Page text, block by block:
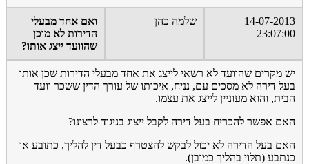
14-07-2013
23:07:00
שלמה כהן
ואם אחד מבעלי
הדירות לא מוכן
שהוועד ייצג אותו?
יש מקרים שהוועד לא רשאי לייצג את אחד מבעלי הדירות שכן אותו
בעל דירה לא מסכים עם, נניח, איכותו של עורך הדין ששכר וועד
הבית, והוא מעוניין לייצג את עצמו.
האם אפשר להכריח בעל דירה לקבל ייצוג בניגוד לרצונו?
האם בעל הדירה לא יכול לבקש להצטרף כבעל דין להליך, כתובע או
כנתבע (תלוי בהליך כמובן).